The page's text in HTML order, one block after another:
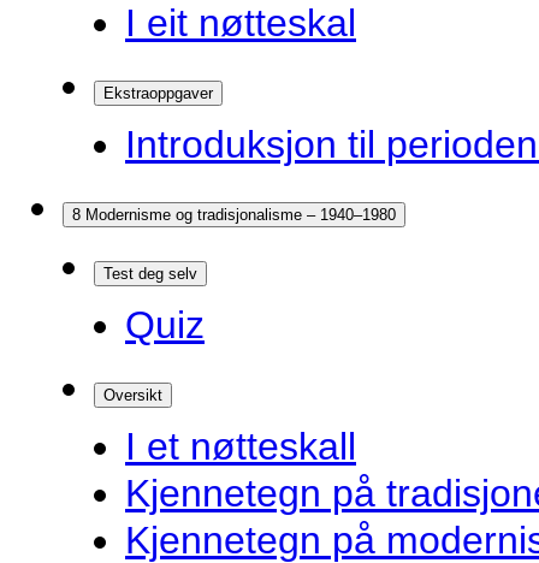
I eit nøtteskal
Ekstraoppgaver
Introduksjon til
8 Modernisme og tradisjonalisme – 1940–1980
Test deg selv
Quiz
Oversikt
I et nøtteskall
Kjennetegn på
Kjennetegn på